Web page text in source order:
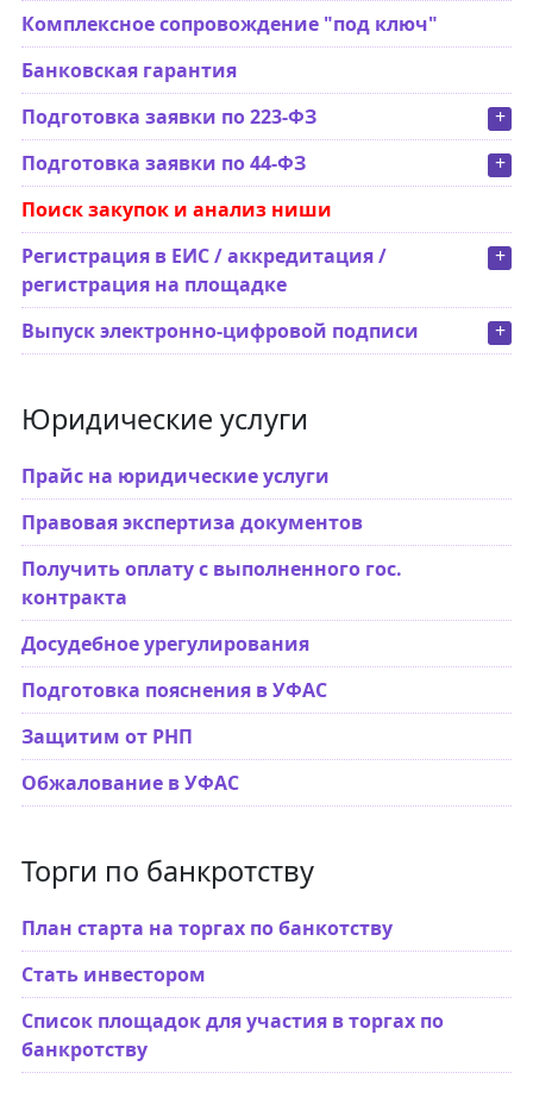
Комплексное сопровождение "под ключ"
Банковская гарантия
+
Подготовка заявки по 223-ФЗ
+
Подготовка заявки по 44-ФЗ
Поиск закупок и анализ ниши
+
Регистрация в ЕИС / аккредитация /
регистрация на площадке
+
Выпуск электронно-цифровой подписи
Юридические услуги
Прайс на юридические услуги
Правовая экспертиза документов
Получить оплату с выполненного гос.
контракта
Досудебное урегулирования
Подготовка пояснения в УФАС
Защитим от РНП
Обжалование в УФАС
Торги по банкротству
План старта на торгах по банкотству
Стать инвестором
Список площадок для участия в торгах по
банкротству